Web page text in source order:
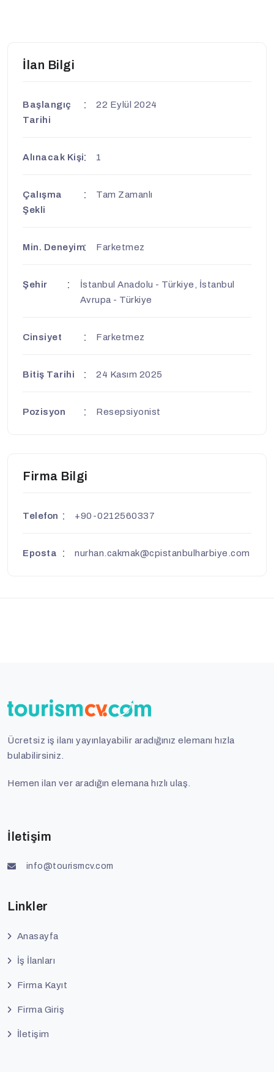
İlan Bilgi
Başlangıç
Tarihi
22 Eylül 2024
Alınacak Kişi 1
Çalışma
Şekli
Tam Zamanlı
Min. Deneyim Farketmez
Şehir
İstanbul Anadolu - Türkiye, İstanbul
Avrupa - Türkiye
Cinsiyet Farketmez
Bitiş Tarihi 24 Kasım 2025
Pozisyon Resepsiyonist
Firma Bilgi
Telefon +90-0212560337
Eposta nurhan.cakmak@cpistanbulharbiye.com
Ücretsiz iş ilanı yayınlayabilir aradığınız elemanı hızla
bulabilirsiniz.
Hemen ilan ver aradığın elemana hızlı ulaş.
İletişim
info@tourismcv.com
Linkler
Anasayfa
İş İlanları
Firma Kayıt
Firma Giriş
İletişim